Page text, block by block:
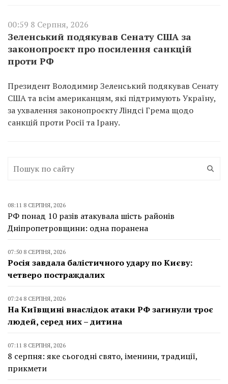
00:59 8 Серпня, 2026
Зеленський подякував Сенату США за
законопроєкт про посилення санкцій
проти РФ
Президент Володимир Зеленський подякував Сенату
США та всім американцям, які підтримують Україну,
за ухвалення законопроєкту Ліндсі Грема щодо
санкцій проти Росії та Ірану.
08:11 8 СЕРПНЯ, 2026
РФ понад 10 разів атакувала шість районів
Дніпропетровщини: одна поранена
07:50 8 СЕРПНЯ, 2026
Росія завдала балістичного удару по Києву:
четверо постраждалих
07:24 8 СЕРПНЯ, 2026
На Київщині внаслідок атаки РФ загинули троє
людей, серед них – дитина
07:11 8 СЕРПНЯ, 2026
8 серпня: яке сьогодні свято, іменини, традиції,
прикмети